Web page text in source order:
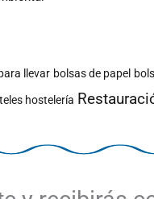
llevar bolsas de papel
hostelería